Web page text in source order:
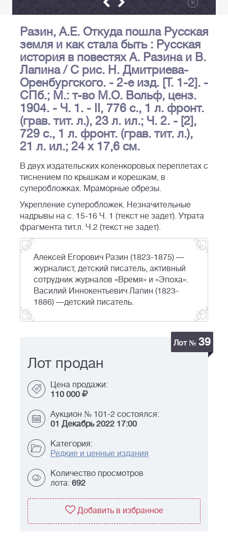
Разин, А.Е. Откуда пошла Русская
земля и как стала быть : Русская
история в повестях А. Разина и В.
Лапина / С рис. Н. Дмитриева-
Оренбургского. - 2-е изд. [Т. 1-2]. -
СПб.; М.: т-во М.О. Вольф, ценз.
1904. - Ч. 1. - II, 776 с., 1 л. фронт.
(грав. тит. л.), 23 л. ил.; Ч. 2. - [2],
729 с., 1 л. фронт. (грав. тит. л.),
21 л. ил.; 24 х 17,6 см.
В двух издательских коленкоровых переплетах с
тиснением по крышкам и корешкам, в
суперобложках. Мраморные обрезы.
Укрепление суперобложек. Незначительные
надрывы на с. 15-16 Ч. 1 (текст не задет). Утрата
фрагмента тит.л. Ч.2 (текст не задет).
Алексей Егорович Разин (1823-1875) —
журналист, детский писатель, активный
сотрудник журналов «Время» и «Эпоха».
Василий Иннокентьевич Лапин (1823-
1886) —детский писатель.
Лот № 39
Лот продан
Цена продажи:
110 000
Аукцион № 101-2 состоялся:
01 Декабрь 2022 17:00
Категория:
Редкие и ценные издания
Количество просмотров
лота: 692
Добавить в избранное